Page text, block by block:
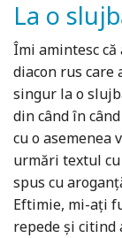
La o
Îmi amintesc
diacon rus care
singur la o
din când în
cu o asemenea
urmări textul
spus cu
Eftimie, mi-ați
repede și citind